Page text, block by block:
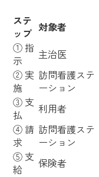
ステ
ップ 対象者
① 指
示
主治医
② 実
施
訪問看護ステ
ーション
③ 支
払
利用者
④ 請
求
訪問看護ステ
ーション
⑤ 支
給
保険者